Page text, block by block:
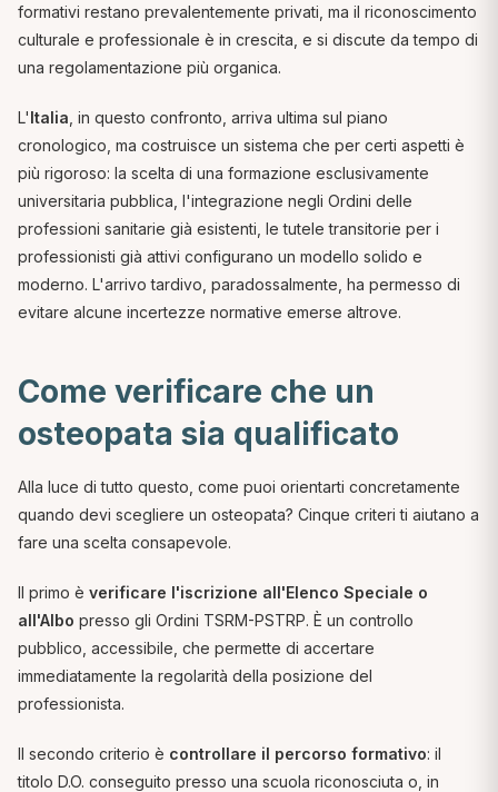
formativi restano prevalentemente privati, ma il riconoscimento
culturale e professionale è in crescita, e si discute da tempo di
una regolamentazione più organica.
L'Italia , in questo confronto, arriva ultima sul piano
cronologico, ma costruisce un sistema che per certi aspetti è
più rigoroso: la scelta di una formazione esclusivamente
universitaria pubblica, l'integrazione negli Ordini delle
professioni sanitarie già esistenti, le tutele transitorie per i
professionisti già attivi configurano un modello solido e
moderno. L'arrivo tardivo, paradossalmente, ha permesso di
evitare alcune incertezze normative emerse altrove.
Come verificare che un
osteopata sia qualificato
Alla luce di tutto questo, come puoi orientarti concretamente
quando devi scegliere un osteopata? Cinque criteri ti aiutano a
fare una scelta consapevole.
Il primo è verificare l'iscrizione all'Elenco Speciale o
all'Albo presso gli Ordini TSRM-PSTRP. È un controllo
pubblico, accessibile, che permette di accertare
immediatamente la regolarità della posizione del
professionista.
Il secondo criterio è controllare il percorso formativo: il
titolo D.O. conseguito presso una scuola riconosciuta o, in